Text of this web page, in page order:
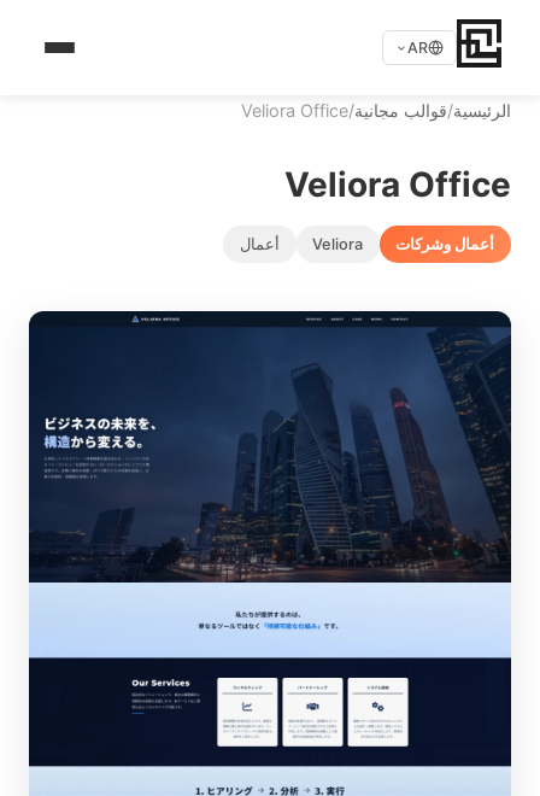
AR
الرئيسية/قوالب مجانية/
Veliora Office
Veliora Office
أعمال وشركات Veliora أعمال